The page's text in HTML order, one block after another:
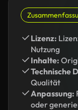
Lizenz:
Nutzung
Inhalte:
Technische
Qualität
Anpassung:
oder